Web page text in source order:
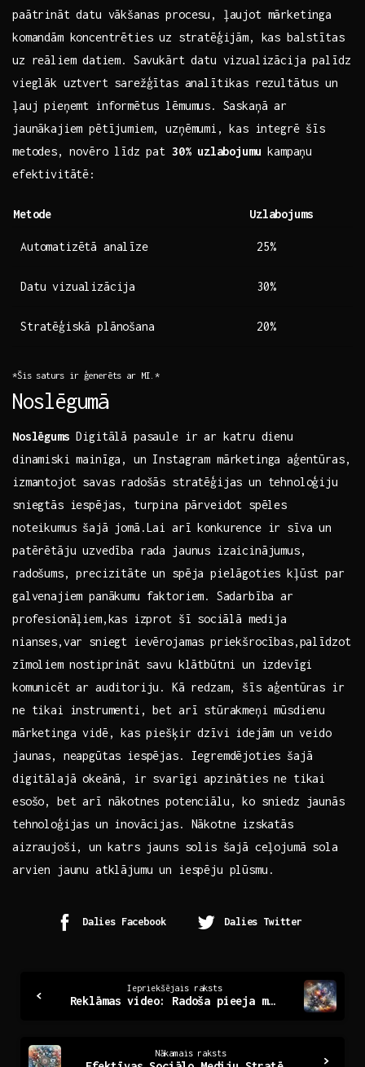
paātrināt datu vākšanas procesu, ļaujot​ mārketinga
komandām​ koncentrēties uz ⁤stratēģijām, kas balstītas⁣
uz reāliem⁤ datiem. Savukārt datu vizualizācija‍ palīdz
vieglāk uztvert sarežģītas⁣ analītikas rezultātus ⁤un⁤
ļauj pieņemt informētus lēmumus. ⁢Saskaņā ar
jaunākajiem pētījumiem, uzņēmumi,⁣ kas⁢ integrē‍ šīs
metodes, ⁣novēro līdz pat 30%⁢ uzlabojumu kampaņu
efektivitātē:
Metode Uzlabojums
Automatizētā analīze 25%
Datu vizualizācija 30%
Stratēģiskā plānošana 20%
*Šis saturs​ ir ģenerēts⁢ ar MI.*
Noslēgumā
Noslēgums Digitālā pasaule ‍ir ar katru⁣ dienu
dinamiski mainīga, un Instagram mārketinga aģentūras,‌
izmantojot savas radošās stratēģijas un tehnoloģiju
sniegtās iespējas, turpina⁢ pārveidot spēles
noteikumus ​šajā jomā.Lai arī konkurence ir‌ sīva un
patērētāju uzvedība rada jaunus izaicinājumus,
radošums, ‌precizitāte​ un spēja pielāgoties​ kļūst par
galvenajiem panākumu faktoriem. ⁣Sadarbība ar‍
profesionāļiem,kas ⁣izprot‍ šī⁣ sociālā medija
nianses,var sniegt ievērojamas ⁣priekšrocības,palīdzot
zīmoliem⁢ nostiprināt savu klātbūtni un izdevīgi
komunicēt ar auditoriju. Kā ⁢redzam, šīs aģentūras ⁢ir​
ne ​tikai instrumenti, ‌bet arī stūrakmeņi mūsdienu
mārketinga ​vidē, kas ⁤piešķir dzīvi idejām un ⁤veido
jaunas, neapgūtas iespējas.‌ Iegremdējoties šajā
digitālajā okeānā, ir svarīgi‍ apzināties ne tikai
esošo, bet arī nākotnes potenciālu, ko​ sniedz jaunās
tehnoloģijas‌ un​ inovācijas. Nākotne⁢ izskatās
aizraujoši, un ⁤katrs jauns solis šajā ‌ceļojumā sola
arvien jaunu atklājumu‍ un iespēju plūsmu.
Dalies Facebook Dalies Twitter
Reading
Iepriekšējais raksts
Reklāmas video: Radoša pieeja mūsdienu mārketingā
Nākamais raksts